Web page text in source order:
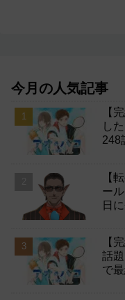
今月の人気記事
【
し
248
【
ー
日
【
話
で